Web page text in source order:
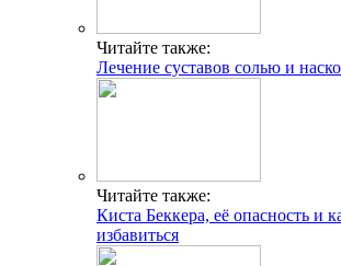
Читайте также:
Лечение суставов солью и
Читайте также:
Киста Беккера, её опасность и
избавиться